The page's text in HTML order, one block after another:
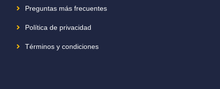
Preguntas más frecuentes
Política de privacidad
Términos y condiciones